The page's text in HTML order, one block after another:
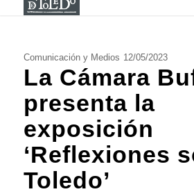
Comunicación y Medios 12/05/2023
La Cámara
presenta la
exposición
‘Reflexiones
Toledo’